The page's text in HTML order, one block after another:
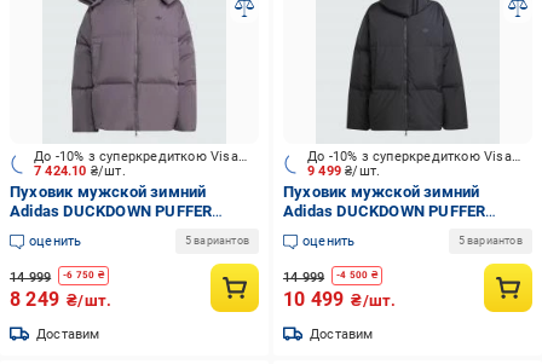
7 424.10 ₴/шт.
До -10% з суперкредиткою Visa Вигода
Пуховик мужской зимний
Adidas DUCKDOWN PUFFER
JX4081 р.L бордовый
оценить 5 вариантов
14 999 -6 750 ₴
8 249 ₴/шт.
Доставим
9 499₴/шт.
До -10% з суперкредиткою Visa Вигода
Пуховик мужской зимний
Adidas DUCKDOWN PUFFER
JW5839 р.S черный
оценить 5 вариантов
14 999 -4 500 ₴
10 499 ₴/шт.
Доставим